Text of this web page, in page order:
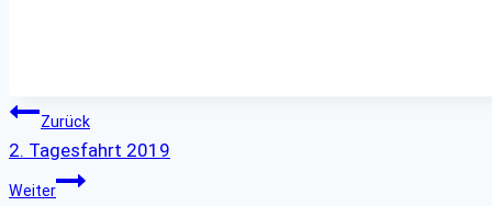
Beitragsnavigation
Zurück
2. Tagesfahrt 2019
Weiter